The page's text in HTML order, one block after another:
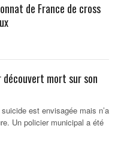
de France de cross
découvert mort sur son
est envisagée mais n’a
Un policier municipal a été